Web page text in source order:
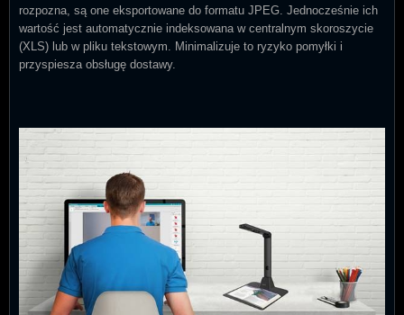
rozpozna, są one eksportowane do formatu JPEG. Jednocześnie ich
wartość jest automatycznie indeksowana w centralnym skoroszycie
(XLS) lub w pliku tekstowym. Minimalizuje to ryzyko pomyłki i
przyspiesza obsługę dostawy.